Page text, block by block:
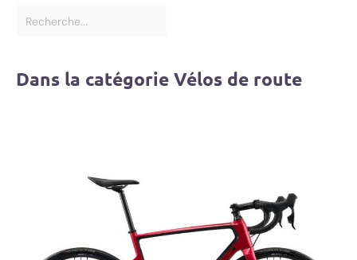
Dans la catégorie Vélos de route